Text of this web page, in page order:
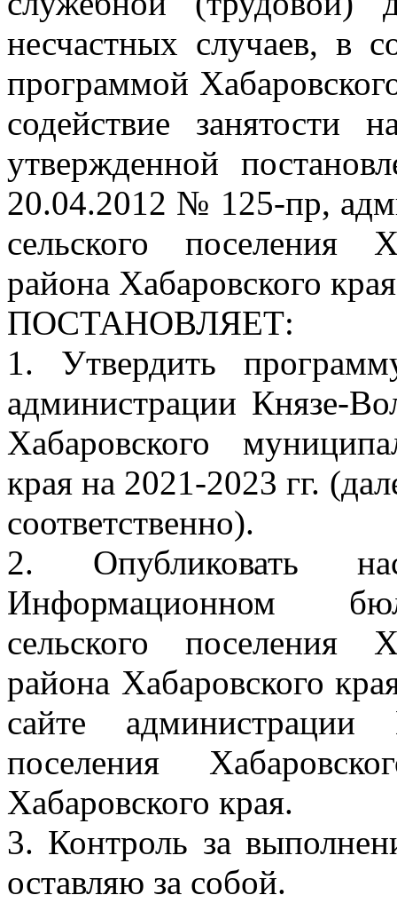
несчастных случаев, в
программой
содействие занятости
утвержденной
20.04.2012 № 125-пр,
сельского поселения
района Хабаровского края
ПОСТАНОВЛЯЕТ:
1. Утвердить
администрации Князе-
Хабаровского
края на 2021-2023 гг.
соответственно).
2. Опубликовать
Информационном
сельского поселения
района Хабаровского
сайте администрации
поселения
Хабаровского края.
3. Контроль за
оставляю за собой.